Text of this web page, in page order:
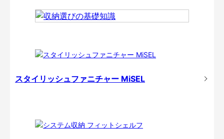
スタイリッシュファニチャー MiSEL